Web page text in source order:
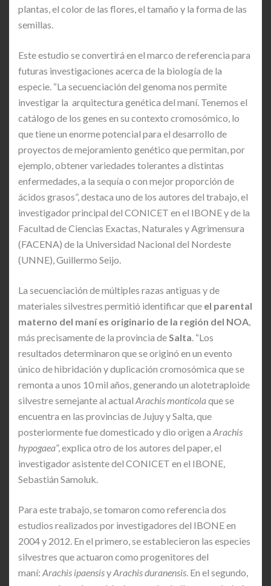
plantas, el color de las flores, el tamaño y la forma de las
semillas.
Este estudio se convertirá en el marco de referencia para
futuras investigaciones acerca de la biología de la
especie. “La secuenciación del genoma nos permite
investigar la arquitectura genética del maní. Tenemos el
catálogo de los genes en su contexto cromosómico, lo
que tiene un enorme potencial para el desarrollo de
proyectos de mejoramiento genético que permitan, por
ejemplo, obtener variedades tolerantes a distintas
enfermedades, a la sequía o con mejor proporción de
ácidos grasos”, destaca uno de los autores del trabajo, el
investigador principal del CONICET en el IBONE y de la
Facultad de Ciencias Exactas, Naturales y Agrimensura
(FACENA) de la Universidad Nacional del Nordeste
(UNNE), Guillermo Seijo.
La secuenciación de múltiples razas antiguas y de
materiales silvestres permitió identificar que el parental
materno del maní es originario de la región del NOA
más precisamente de la provincia de Salta . “Los
resultados determinaron que se originó en un evento
único de hibridación y duplicación cromosómica que se
remonta a unos 10 mil años, generando un alotetraploide
silvestre semejante al actual Arachis monticolaque se
encuentra en las provincias de Jujuy y Salta, que
posteriormente fue domesticado y dio origen a Arachis
hypogaea”, explica otro de los autores del paper, el
investigador asistente del CONICET en el IBONE,
Sebastián Samoluk.
Para este trabajo, se tomaron como referencia dos
estudios realizados por investigadores del IBONE en
2004 y 2012. En el primero, se establecieron las especies
silvestres que actuaron como progenitores del
maní: Arachis ipaensisyArachis duranensis . En el segundo,